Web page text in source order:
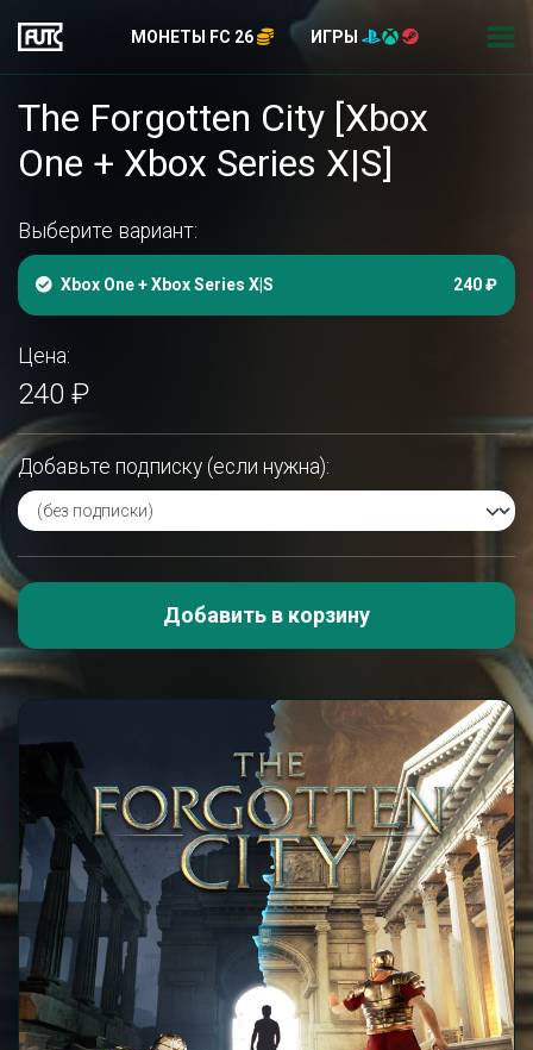
МОНЕТЫ FC 26 ИГРЫ
The Forgotten City [Xbox
One + Xbox Series X|S]
Выберите вариант:
Xbox One + Xbox Series X|S 240 ₽
Цена:
240 ₽
Добавьте подписку (если нужна):
Добавить в корзину